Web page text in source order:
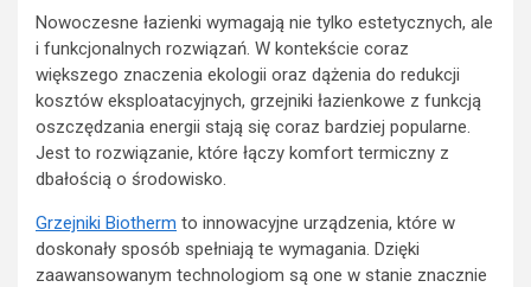
Nowoczesne łazienki wymagają nie tylko estetycznych, ale
i funkcjonalnych rozwiązań. W kontekście coraz
większego znaczenia ekologii oraz dążenia do redukcji
kosztów eksploatacyjnych, grzejniki łazienkowe z funkcją
oszczędzania energii stają się coraz bardziej popularne.
Jest to rozwiązanie, które łączy komfort termiczny z
dbałością o środowisko.
Grzejniki Biotherm to innowacyjne urządzenia, które w
doskonały sposób spełniają te wymagania. Dzięki
zaawansowanym technologiom są one w stanie znacznie